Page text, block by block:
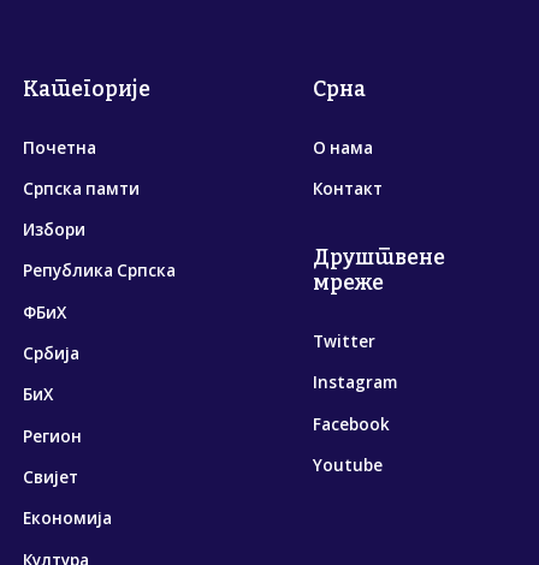
Категорије
Почетна
Српска памти
Избори
Република Српска
ФБиХ
Србија
БиХ
Регион
Свијет
Економија
Култура
Срна
О нама
Контакт
Друштвене
мреже
Twitter
Instagram
Facebook
Youtube